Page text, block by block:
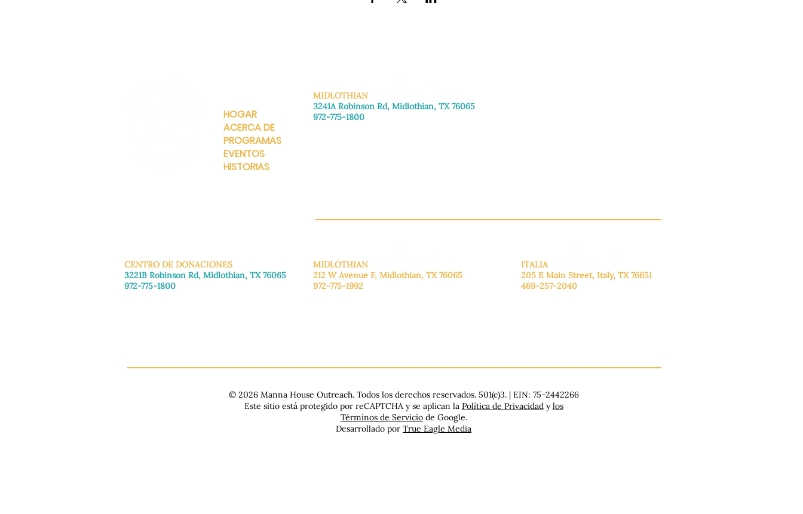
HOGAR
ACERCA DE
PROGRAMAS
EVENTOS
HISTORIAS
MIDLOTHIAN
3241A Robinson Rd, Midlothian, TX 76065
972-775-1800
CENTRO DE DONACIONES
3221B Robinson Rd, Midlothian, TX 76065
972-775-1800
MIDLOTHIAN
212 W Avenue F, Midlothian, TX 76065
972-775-1992
ITALIA
205 E Main Street, Italy, TX 76651
469-257-2040
© 2026 Manna House Outreach. Todos los derechos reservados. 501(c)3. | EIN: 75-2442266
Este sitio está protegido por reCAPTCHA y se aplican la Política de Privacidadylos
Términos de Serviciode Google.
Desarrollado por True Eagle Media